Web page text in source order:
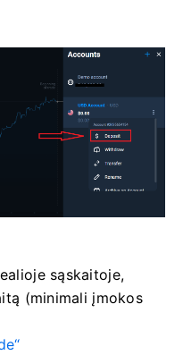
sąskaitoje,
(minimali įmokos